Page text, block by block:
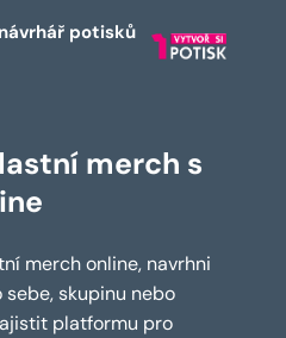
potisků
merch s
merch online, navrhni
skupinu nebo
platformu pro